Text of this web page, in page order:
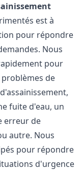
est à
pour répondre
Nous
pour
de
fuite d'eau, un
erreur de
autre. Nous
pour répondre
d'urgence